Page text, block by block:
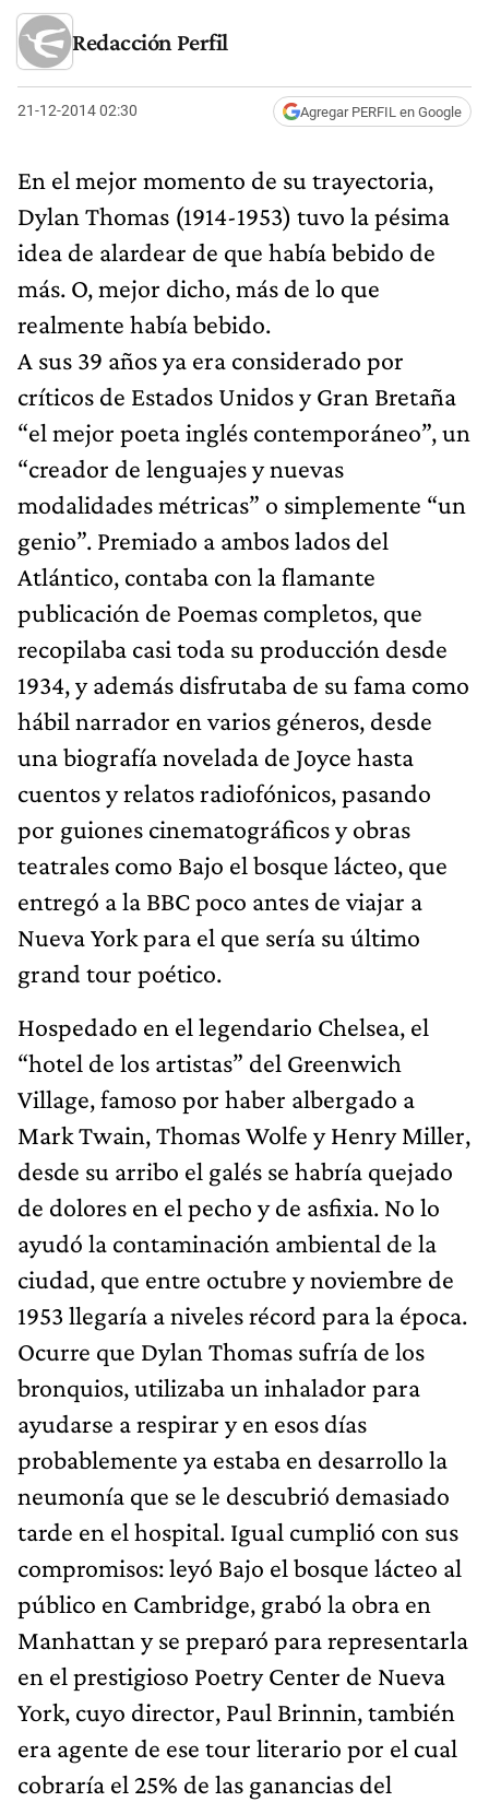
Redacción Perfil
21-12-2014 02:30 Agregar PERFIL en Google
En el mejor momento de su trayectoria,
Dylan Thomas (1914-1953) tuvo la pésima
idea de alardear de que había bebido de
más. O, mejor dicho, más de lo que
realmente había bebido.
A sus 39 años ya era considerado por
críticos de Estados Unidos y Gran Bretaña
“el mejor poeta inglés contemporáneo”, un
“creador de lenguajes y nuevas
modalidades métricas” o simplemente “un
genio”. Premiado a ambos lados del
Atlántico, contaba con la flamante
publicación de Poemas completos, que
recopilaba casi toda su producción desde
1934, y además disfrutaba de su fama como
hábil narrador en varios géneros, desde
una biografía novelada de Joyce hasta
cuentos y relatos radiofónicos, pasando
por guiones cinematográficos y obras
teatrales como Bajo el bosque lácteo, que
entregó a la BBC poco antes de viajar a
Nueva York para el que sería su último
grand tour poético.
Hospedado en el legendario Chelsea, el
“hotel de los artistas” del Greenwich
Village, famoso por haber albergado a
Mark Twain, Thomas Wolfe y Henry Miller,
desde su arribo el galés se habría quejado
de dolores en el pecho y de asfixia. No lo
ayudó la contaminación ambiental de la
ciudad, que entre octubre y noviembre de
1953 llegaría a niveles récord para la época.
Ocurre que Dylan Thomas sufría de los
bronquios, utilizaba un inhalador para
ayudarse a respirar y en esos días
probablemente ya estaba en desarrollo la
neumonía que se le descubrió demasiado
tarde en el hospital. Igual cumplió con sus
compromisos: leyó Bajo el bosque lácteo al
público en Cambridge, grabó la obra en
Manhattan y se preparó para representarla
en el prestigioso Poetry Center de Nueva
York, cuyo director, Paul Brinnin, también
era agente de ese tour literario por el cual
cobraría el 25% de las ganancias del